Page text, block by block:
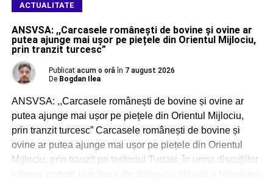
ACTUALITATE
ANSVSA: ,,Carcasele românești de bovine și ovine ar
putea ajunge mai ușor pe piețele din Orientul Mijlociu,
prin tranzit turcesc”
Publicat acum o oră în 7 august 2026
De Bogdan Ilea
ANSVSA: ,,Carcasele românești de bovine și ovine ar
putea ajunge mai ușor pe piețele din Orientul Mijlociu,
prin tranzit turcesc” Carcasele românești de bovine și
ovine ar putea ajunge mai ușor pe piețele din Orientul
Mijlociu, prin tranzit pe teritoriul Turciei, în urma discuțiilor